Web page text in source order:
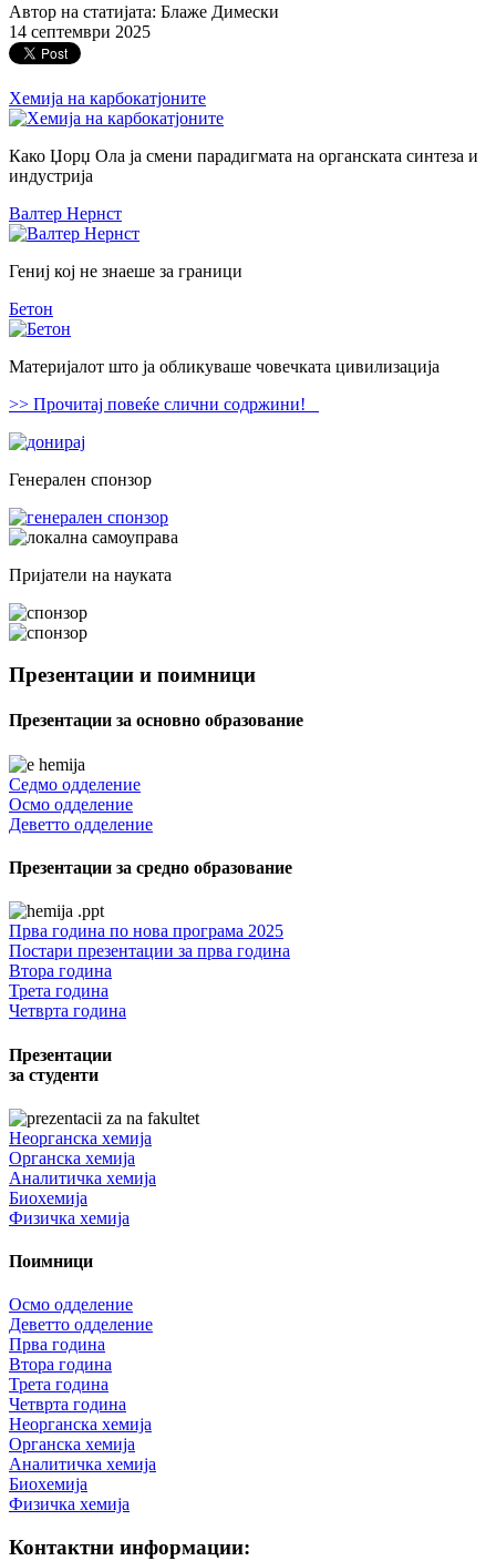
Автор на статијата: Блаже Димески
14 септември 2025
Хемија на карбокатјоните
Како Џорџ Ола ја смени парадигмата на органската синтеза и
индустрија
Валтер Нернст
Гениј кој не знаеше за граници
Бетон
Материјалот што ја обликуваше човечката цивилизација
>> Прочитај повеќе слични содржини!
Генерален спонзор
Пријатели на науката
Презентации и поимници
Презентации за основно образование
Седмо одделение
Осмо одделение
Деветто одделение
Презентации за средно образование
Прва година по нова програма 2025
Постари презентации за прва година
Втора година
Трета година
Четврта година
Презентации
за студенти
Неорганска хемија
Органска хемија
Аналитичка хемија
Биохемија
Физичка хемија
Поимници
Осмо одделение
Деветто одделение
Прва година
Втора година
Трета година
Четврта година
Неорганска хемија
Органска хемија
Аналитичка хемија
Биохемија
Физичка хемија
Контактни информации: